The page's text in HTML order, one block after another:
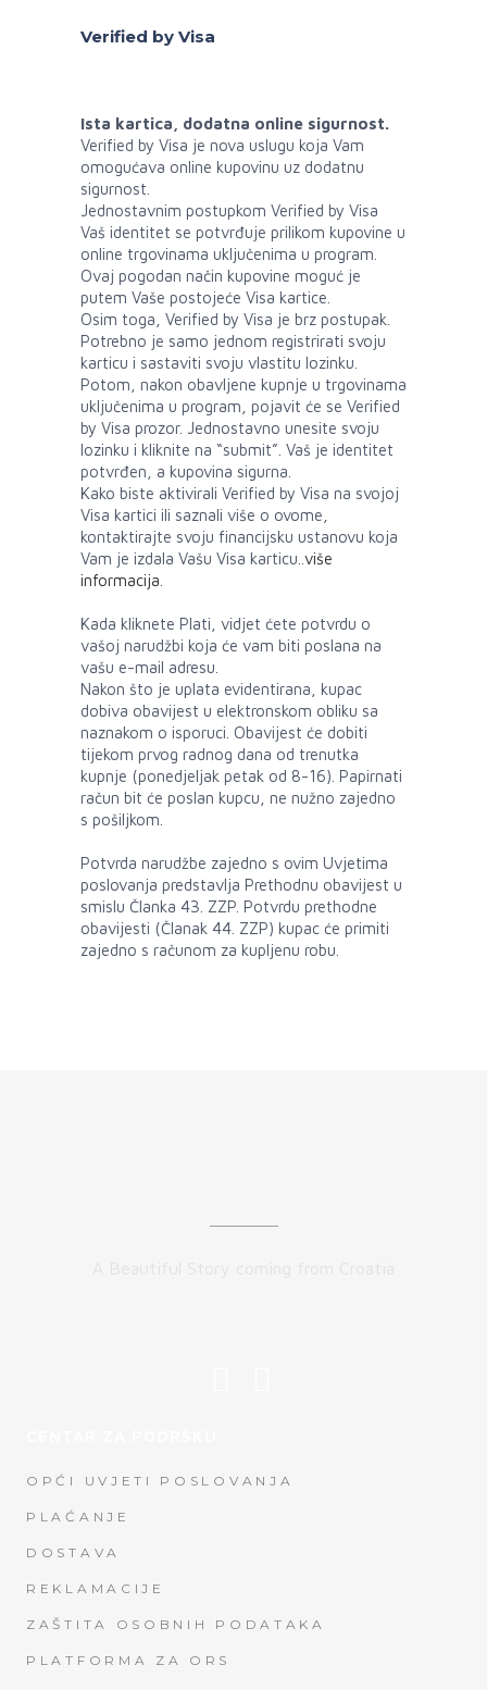
Verified by Visa
Ista kartica, dodatna online sigurnost.
Verified by Visa je nova uslugu koja Vam
omogućava online kupovinu uz dodatnu
sigurnost.
Jednostavnim postupkom Verified by Visa
Vaš identitet se potvrđuje prilikom kupovine u
online trgovinama uključenima u program.
Ovaj pogodan način kupovine moguć je
putem Vaše postojeće Visa kartice.
Osim toga, Verified by Visa je brz postupak.
Potrebno je samo jednom registrirati svoju
karticu i sastaviti svoju vlastitu lozinku.
Potom, nakon obavljene kupnje u trgovinama
uključenima u program, pojavit će se Verified
by Visa prozor. Jednostavno unesite svoju
lozinku i kliknite na “submit”. Vaš je identitet
potvrđen, a kupovina sigurna.
Kako biste aktivirali Verified by Visa na svojoj
Visa kartici ili saznali više o ovome,
kontaktirajte svoju financijsku ustanovu koja
Vam je izdala Vašu Visa karticu.. više
informacija
Kada kliknete Plati, vidjet ćete potvrdu o
vašoj narudžbi koja će vam biti poslana na
vašu e-mail adresu.
Nakon što je uplata evidentirana, kupac
dobiva obavijest u elektronskom obliku sa
naznakom o isporuci. Obavijest će dobiti
tijekom prvog radnog dana od trenutka
kupnje (ponedjeljak petak od 8-16). Papirnati
račun bit će poslan kupcu, ne nužno zajedno
s pošiljkom.
Potvrda narudžbe zajedno s ovim Uvjetima
poslovanja predstavlja Prethodnu obavijest u
smislu Članka 43. ZZP. Potvrdu prethodne
obavijesti (Članak 44. ZZP) kupac će primiti
zajedno s računom za kupljenu robu.
OPĆI UVJETI POSLOVANJA
PLAĆANJE
DOSTAVA
REKLAMACIJE
ZAŠTITA OSOBNIH PODATAKA
PLATFORMA ZA ORS